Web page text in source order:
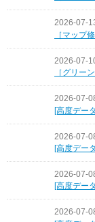
2026-07-
［マップ
2026-07-
［グリー
2026-07-
[高度デー
2026-07-
[高度デー
2026-07-
[高度デー
2026-07-